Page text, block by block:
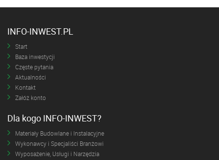
INFO-INWEST.PL
Start
Baza inwestycji
Częste pytania
Aktualności
Kontakt
Załóż konto
Dla kogo INFO-INWEST?
Materiały Budowlane i Instalacyjne
Wykonawcy i Specjaliści Branżowi
Wyposażenie, Usługi i Narzędzia